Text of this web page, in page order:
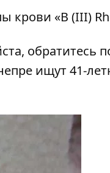
крови «В (III)
обратитесь
ищут 41-